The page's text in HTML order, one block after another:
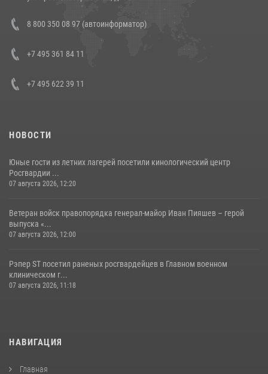
В Росгвардии прошла военно-научная конференция по обобщению
боевого опыта
8 800 350 08 97 (автоинформатор)
+7 495 361 84 11
+7 495 622 39 11
НОВОСТИ
Юные гости из летних лагерей посетили кинологический центр
Росгвардии ...
07 августа 2026, 12:20
Ветеран войск правопорядка генерал-майор Иван Пияшев – герой
выпуска «...
07 августа 2026, 12:00
Рэпер ST посетил раненых росгвардейцев в Главном военном
клиническом г...
07 августа 2026, 11:18
НАВИГАЦИЯ
Главная